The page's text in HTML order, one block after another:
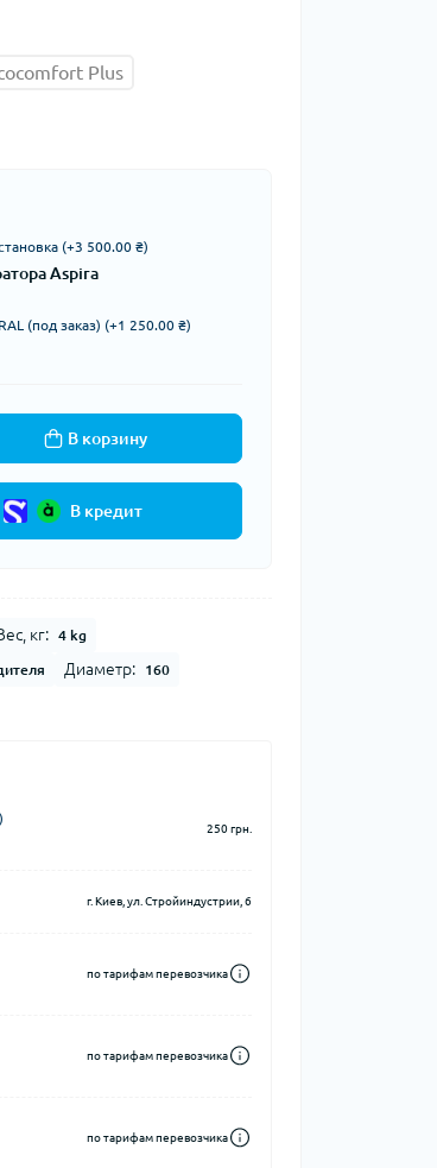
Plus
(+3 500.00 ₴)
Aspira
(под заказ) (+1 250.00 ₴)
В корзину
В кредит
кг: 4 kg
Диаметр: 160
250 грн.
г. Киев, ул. Стройиндустрии, 6
по тарифам перевозчика
по тарифам перевозчика
по тарифам перевозчика